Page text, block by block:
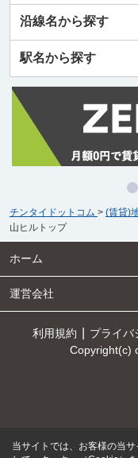
沿線名から探す
駅名から探す
チンタイドットコム > (賃貸)
山ヒルトップ
ホーム
運営会社
利用規約 プライバ
Copyright(c)
当サイトでは、お客様の当